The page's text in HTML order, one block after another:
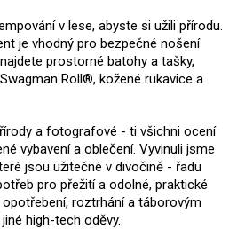
v lese, abyste si užili přírodu.
je vhodný pro bezpečné nošení
prostorné batohy a tašky,
Roll®, kožené rukavice a
a fotografové - ti všichni ocení
vybavení a oblečení. Vyvinuli jsme
jsou užitečné v divočině - řadu
pro přežití a odolné, praktické
roztrhání a táborovým
high-tech oděvy.